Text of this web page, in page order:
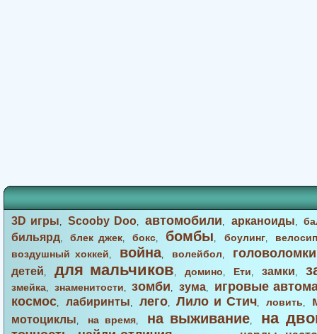
3D игры,Scooby Doo,автомобили, арканоиды,
бильярд,блек джек,бокс, бомбы, боулинг,
воздушный хоккей, война, волейбол, головоломки
детей, для мальчиков, домино, Ети, замки,
змейка, знаменитости,зомби, зума,
игровые
космос, лабиринты, лего,Лило и Стич,ловить,
мотоциклы, на время, на выживание, на